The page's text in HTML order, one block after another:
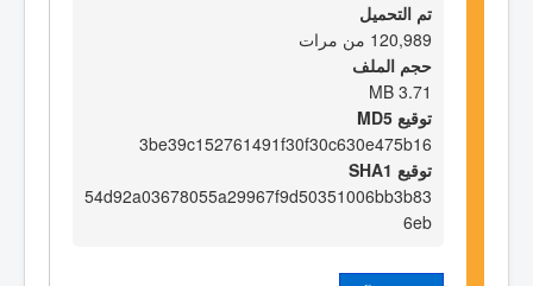
تم التحميل
120,989 من مرات
حجم الملف
3.71 MB
توقيع MD5
3be39c152761491f30f30c630e475b16
توقيع SHA1
54d92a03678055a29967f9d50351006bb3b83
6eb